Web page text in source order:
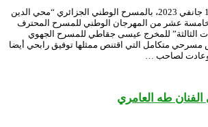
أسدل الستار، اليوم الأحد 1 جانفي 2023، بالمسرح الوطني الجزائري “محي الدين
عشر من المهرجان الوطني للمسرح المحترف
الثالثة” للمخرج عيسى جقاطي للمسرح الجهوي
متكامل التي اقتنص ممثلها توفيق رابحي أيضا
وعادت لصاحب …
طه العامري